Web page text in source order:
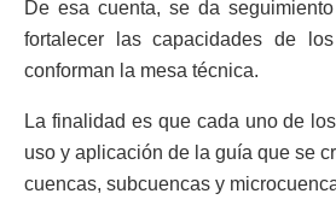
De esa cuenta, se da
fortalecer las capacidades de
conforman la mesa técnica.
La finalidad es que cada uno de
uso y aplicación de la guía que se
cuencas, subcuencas y